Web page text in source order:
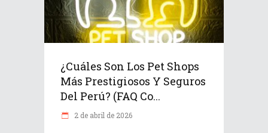
¿Cuáles Son Los Pet Shops
Más Prestigiosos Y Seguros
Del Perú? (FAQ Co...
2 de abril de 2026